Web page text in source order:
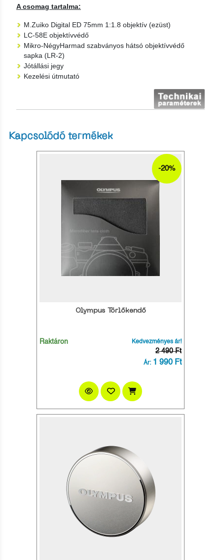
A csomag tartalma:
M.Zuiko Digital ED 75mm 1:1.8 objektív (ezüst)
LC-58E objektívvédő
Mikro-NégyHarmad szabványos hátsó objektívvédő
sapka (LR-2)
Jótállási jegy
Kezelési útmutató
Kapcsolódó termékek
-20%
Olympus Törlőkendő
Raktáron Kedvezményes ár!
2 490 Ft
Ár: 1 990 Ft